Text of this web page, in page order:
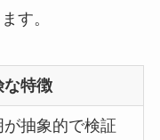
す。
な特徴
が抽象的で検証